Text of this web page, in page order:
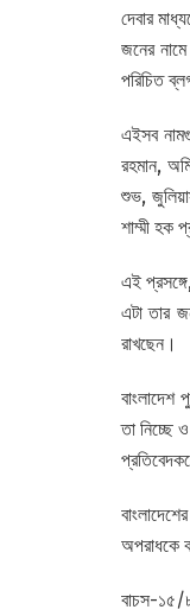
দেবার
জনের
পরিচিত
এইসব
রহমান,
শুভ,
শাম্মী হক
এই
এটা তার
রাখছেন।
বাংলাদেশ
তা নিচ্ছে
অপরাধকে
বাচস-